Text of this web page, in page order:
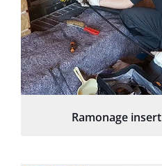
Ramonage insert